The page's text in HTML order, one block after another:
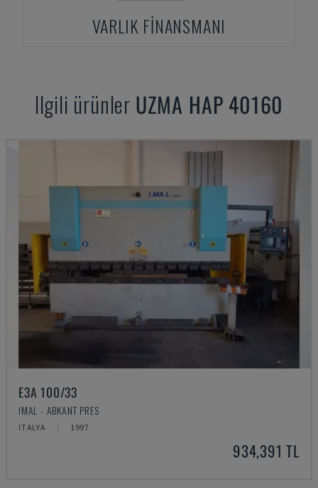
VARLIK FINANSMANI
Ilgili ürünler UZMA HAP 40160
E3A 100/33
IMAL - ABKANT PRES
İTALYA 1997
934,391 TL